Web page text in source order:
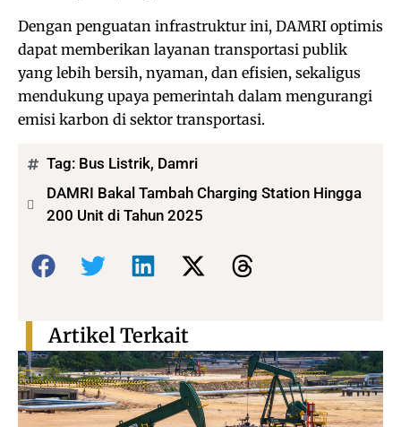
Dengan penguatan infrastruktur ini, DAMRI optimis
dapat memberikan layanan transportasi publik
yang lebih bersih, nyaman, dan efisien, sekaligus
mendukung upaya pemerintah dalam mengurangi
emisi karbon di sektor transportasi.
Tag: Bus Listrik, Damri
DAMRI Bakal Tambah Charging Station Hingga
200 Unit di Tahun 2025
Bagikan:
Artikel Terkait